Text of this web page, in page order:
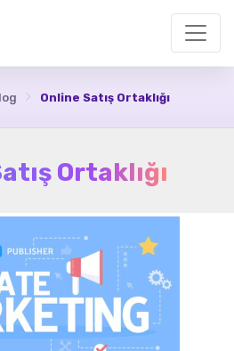
Online Satış Ortaklığı
Ortaklığı